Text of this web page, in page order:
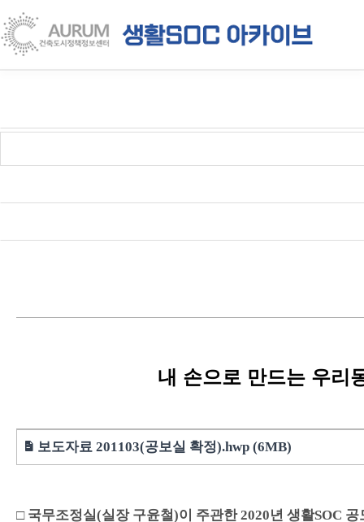
내 손으로 만드는 우리
보도자료 201103(공보실 확정).hwp (6MB)
□ 국무조정실(실장 구윤철)이 주관한 2020년 생활SOC